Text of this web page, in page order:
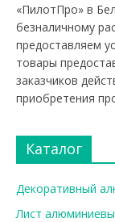
«ПилотПро» в
безналичному
предоставляем
товары
заказчиков
приобретения
Каталог
Декоративный
Лист